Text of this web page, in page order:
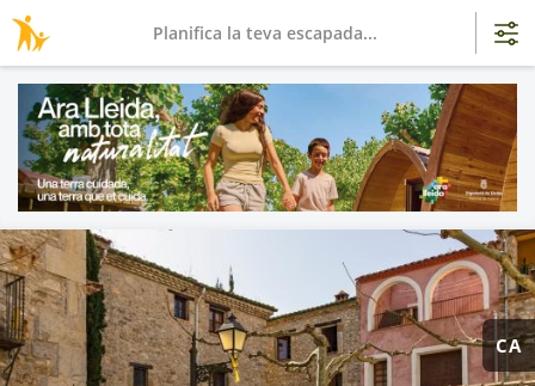
CA
Planifica la teva escapada...